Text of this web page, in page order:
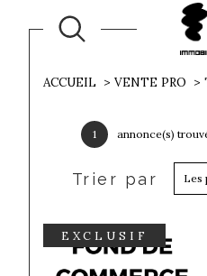
ACCUEIL VENTE PRO
1 annonce(s)
Trier par Les
EXCLUSIF